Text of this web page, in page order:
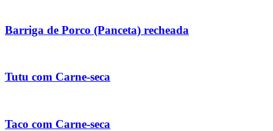
Barriga de Porco (Panceta) recheada
Tutu com Carne-seca
Taco com Carne-seca